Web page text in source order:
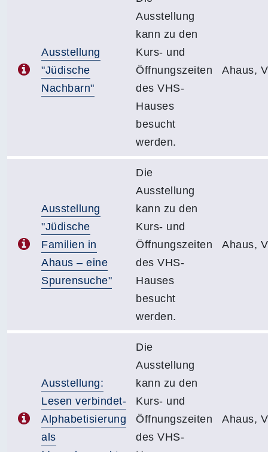
Ausstellung
"Jüdische
Nachbarn"
Ausstellung
kann zu den
Kurs- und
Öffnungszeiten
des VHS-
Hauses
besucht
werden.
Ahaus,
Ausstellung
"Jüdische
Familien in
Ahaus – eine
Spurensuche"
Die
Ausstellung
kann zu den
Kurs- und
Öffnungszeiten
des VHS-
Hauses
besucht
werden.
Ahaus,
Ausstellung:
Lesen verbindet-
Alphabetisierung
als
Die
Ausstellung
kann zu den
Kurs- und
Öffnungszeiten
des VHS-
Ahaus,